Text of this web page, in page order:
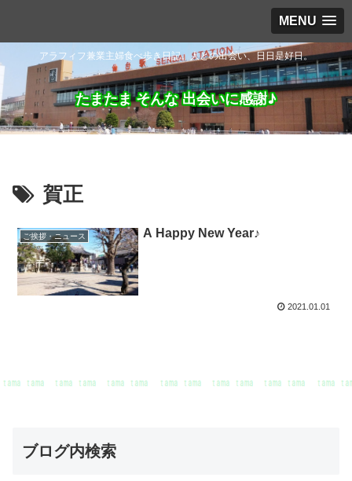
MENU
アラフィフ兼業主婦食べ歩き日記。人との出会い、日日是好日。
たまたま そんな 出会いに感謝♪
賀正
ご挨拶・ニュース A Happy New Year♪
2021.01.01
ブログ内検索